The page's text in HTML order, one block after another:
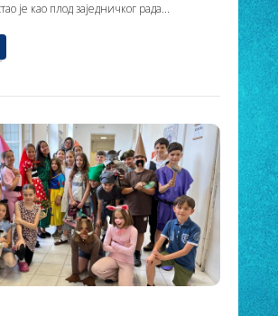
је као плод заједничког рада...